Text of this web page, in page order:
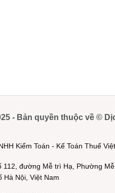
- Bản quyền thuộc về ©
Kiểm Toán - Kế Toán Thuế
112, đường Mễ trì Hạ, Phường
Hà Nội, Việt Nam